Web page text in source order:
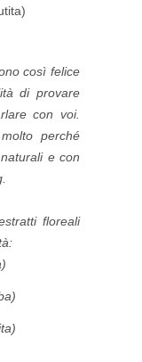
così felice
di provare
con voi.
perché
e con
floreali